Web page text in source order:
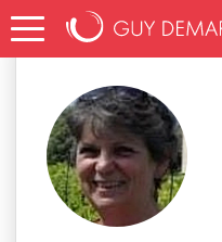
Accueil magali06